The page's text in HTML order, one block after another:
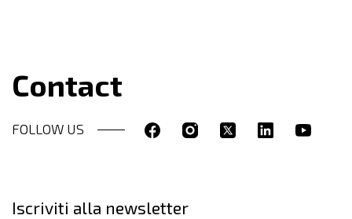
Contact
FOLLOW US
Iscriviti alla newsletter